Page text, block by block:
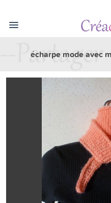
écharpe mode avec